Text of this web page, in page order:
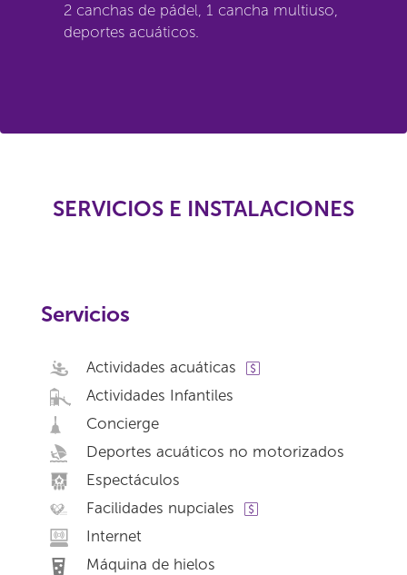
2 canchas de pádel, 1 cancha multiuso,
deportes acuáticos.
SERVICIOS E INSTALACIONES
Servicios
Actividades acuáticas
Actividades Infantiles
Concierge
Deportes acuáticos no motorizados
Espectáculos
Facilidades nupciales
Internet
Máquina de hielos